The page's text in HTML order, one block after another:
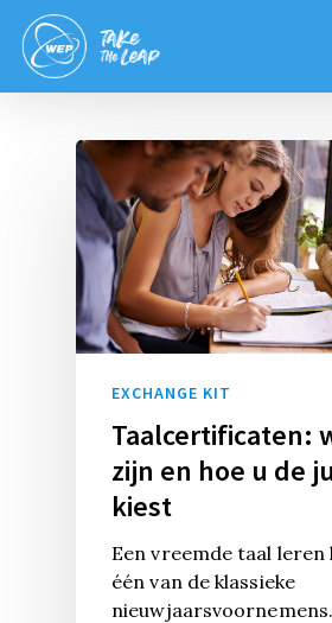
Skip
main
EXCHANGE KIT
Taalcertificaten:
zijn en hoe u de
kiest
Een vreemde taal leren
één van de klassieke